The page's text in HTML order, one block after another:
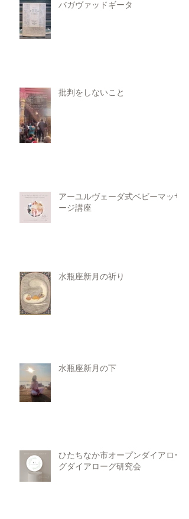
バガヴァッドギータ
批判をしないこと
アーユルヴェーダ式ベビーマッサ
ージ講座
水瓶座新月の祈り
水瓶座新月の下
ひたちなか市オープンダイアロー
グダイアローグ研究会